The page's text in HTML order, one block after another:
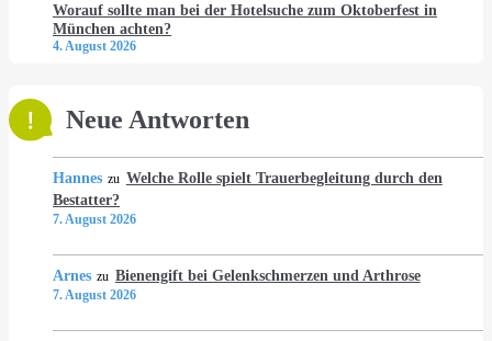
Worauf sollte man bei der Hotelsuche zum Oktoberfest in
München achten?
4. August 2026
Neue Antworten
Hannes zu Welche Rolle spielt Trauerbegleitung durch den
Bestatter?
7. August 2026
Arnes zu Bienengift bei Gelenkschmerzen und Arthrose
7. August 2026